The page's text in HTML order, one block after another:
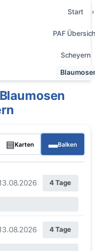
Start
PAF
Scheyern
▤Karten ▬Balken
4 Tage
4 Tage